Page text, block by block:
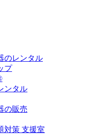
のレンタル
プ
ンタル
の販売
対策 支援室